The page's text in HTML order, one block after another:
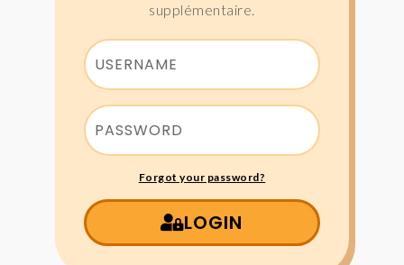
supplémentaire.
Forgot your password?
LOGIN